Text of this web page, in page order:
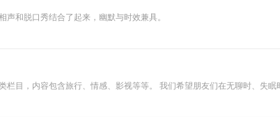
和脱口秀结合了起来，幽默与时效兼具。
目，内容包含旅行、情感、影视等等。 我们希望朋友们在无聊时、失